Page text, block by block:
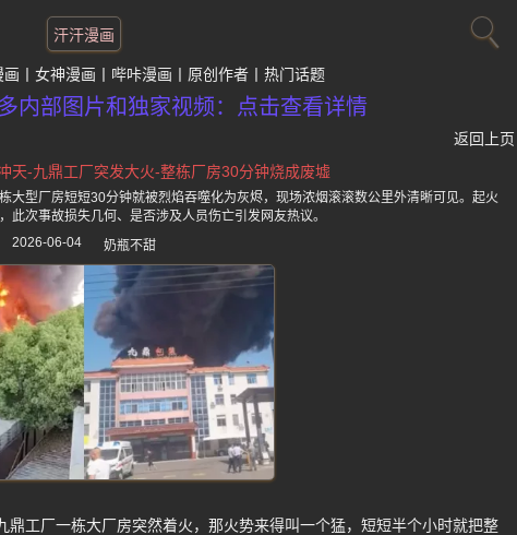
汗汗漫画
画 女神漫画 哔咔漫画 原创作者 热门话题
内部图片和独家视频：点击查看详情
返回上页
天-九鼎工厂突发大火-整栋厂房30分钟烧成废墟
大型厂房短短30分钟就被烈焰吞噬化为灰烬，现场浓烟滚滚数公里外清晰可见。起火
此次事故损失几何、是否涉及人员伤亡引发网友热议。
2026-06-04
奶瓶不甜
工厂一栋大厂房突然着火，那火势来得叫一个猛，短短半个小时就把整